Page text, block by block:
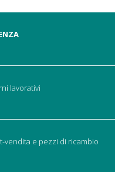
lavorativi
vendita e pezzi di ricambio